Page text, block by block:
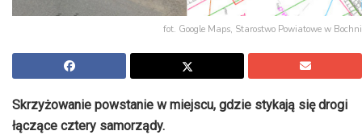
fot. Google Maps, Starostwo Powiatowe w Bochni
Skrzyżowanie powstanie w miejscu, gdzie stykają się drogi
łączące cztery samorządy.